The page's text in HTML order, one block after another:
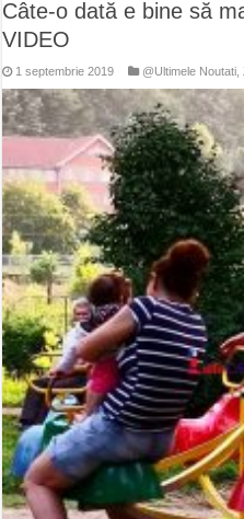
Câte-o dată e bine să
VIDEO
1 septembrie 2019 @Ultimele Noutati ,